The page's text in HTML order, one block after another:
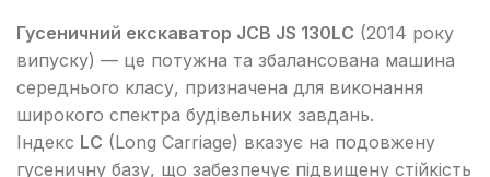
Гусеничний екскаватор JCB JS 130LC (2014 року
випуску) — це потужна та збалансована машина
середнього класу, призначена для виконання
широкого спектра будівельних завдань.
Індекс LC (Long Carriage) вказує на подовжену
гусеничну базу, що забезпечує підвищену стійкість